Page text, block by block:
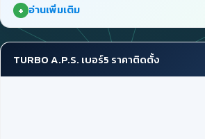
อ่านเพิ่มเติม
TURBO A.P.S. เบอร์5 ราคาติดตั้ง